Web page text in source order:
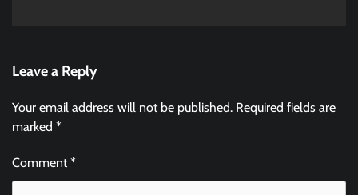
Leave a Reply
Your email address will not be published. Required fields are
marked *
Comment*